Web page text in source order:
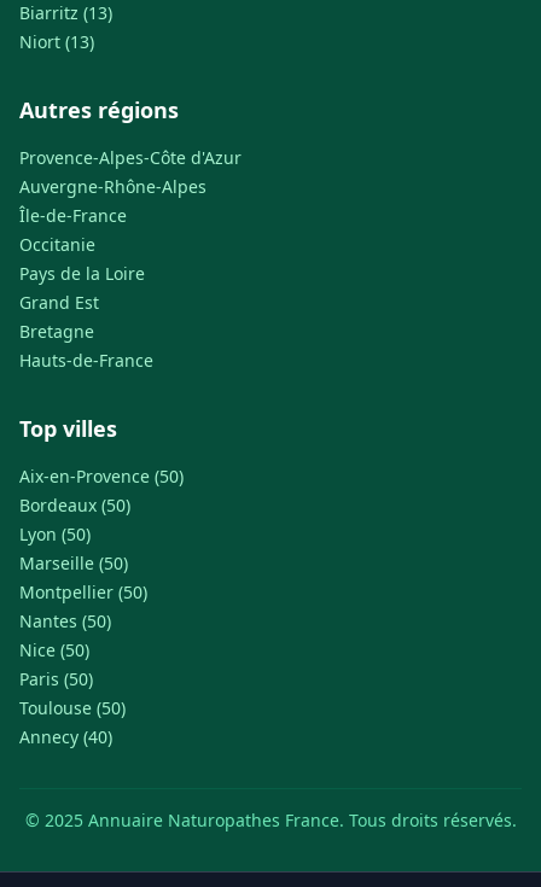
Biarritz (13)
Niort (13)
Autres régions
Provence-Alpes-Côte d'Azur
Auvergne-Rhône-Alpes
Île-de-France
Occitanie
Pays de la Loire
Grand Est
Bretagne
Hauts-de-France
Top villes
Aix-en-Provence (50)
Bordeaux (50)
Lyon (50)
Marseille (50)
Montpellier (50)
Nantes (50)
Nice (50)
Paris (50)
Toulouse (50)
Annecy (40)
© 2025 Annuaire Naturopathes France. Tous droits réservés.